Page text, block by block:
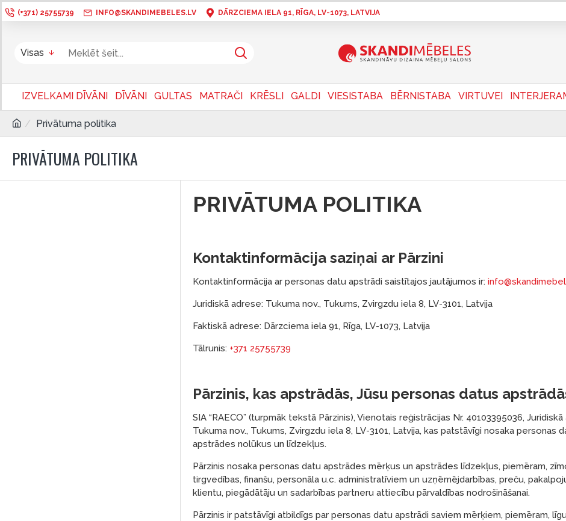
(+371) 25755739 INFO@SKANDIMEBELES.LV DĀRZCIEMA IELA 91, RĪGA, LV-1073, LATVIJA
Visas
IZVELKAMI DĪVĀNI DĪVĀNI GULTAS MATRAČI KRĒSLI GALDI VIESISTABA BĒRNISTABA VIRTUVEI
Privātuma politika
PRIVĀTUMA POLITIKA
PRIVĀTUMA POLITIKA
Kontaktinformācija saziņai ar Pārzini
Kontaktinformācija ar personas datu apstrādi saistītajos jautājumos ir:
Juridiskā adrese: Tukuma nov., Tukums, Zvirgzdu iela 8, LV-3101, Latvija
Faktiskā adrese: Dārzciema iela 91, Rīga, LV-1073, Latvija
Tālrunis: +371 25755739
Pārzinis, kas apstrādās, Jūsu personas datus
SIA “RAECO” (turpmāk tekstā Pārzinis), Vienotais reģistrācijas Nr. 40103395036,
Tukuma nov., Tukums, Zvirgzdu iela 8, LV-3101, Latvija, kas patstāvīgi nosaka personas
apstrādes nolūkus un līdzekļus.
Pārzinis nosaka personas datu apstrādes mērķus un apstrādes līdzekļus, piemēram,
tirgvedības, finanšu, personāla u.c. administratīviem un uzņēmējdarbības, preču,
klientu, piegādātāju un sadarbības partneru attiecību pārvaldības nodrošināšanai.
Pārzinis ir patstāvīgi atbildīgs par personas datu apstrādi saviem mērķiem, piemēram,